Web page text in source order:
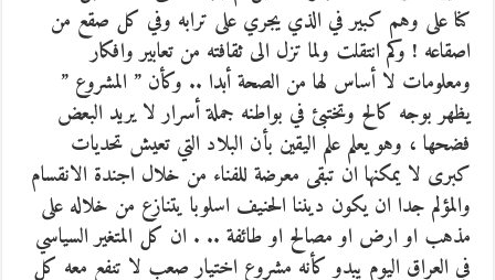
كنا على وهم كبير في الذي يجري على ترابه وفي كل صقع من
اصقاعه ! وكم انتقلت ولما تزل الى ثقافته من تعابير وافكار
ومعلومات لا أساس لها من الصحة أبدا .. وكأن ” المشروع ”
يظهر بوجه كالح وتختبئ في بواطنه جملة أسرار لا يريد البعض
فضحها ، وهو يعلم علم اليقين بأن البلاد التي تعيش تحديات
كبرى لا يمكنها ان تبقى معرضة للفناء من خلال اجندة الانقسام
والمؤلم جدا ان يكون ديننا الحنيف اسلوبا يتنازع من خلاله على
مذهب او ارض او مصالح او طائفة .. . ان كل المتغير السياسي
في العراق اليوم يبدو كأنه مشروع اختيار صعب لا تنفع معه كل